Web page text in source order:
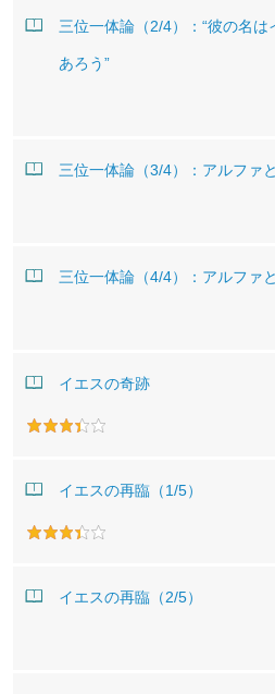
三位一体論（2/4）：“彼の名
あろう”
三位一体論（3/4）：アルファ
三位一体論（4/4）：アルファ
イエスの奇跡
イエスの再臨（1/5）
イエスの再臨（2/5）